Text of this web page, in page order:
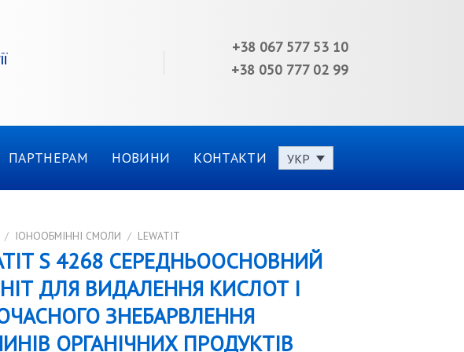
+38 067 577 53 10
+38 050 777 02 99
ПАРТНЕРАМ НОВИНИ КОНТАКТИ УКР
/ IОНООБМІННІ СМОЛИ / LEWATIT
S 4268 СЕРЕДНЬООСНОВНИЙ
ДЛЯ ВИДАЛЕННЯ КИСЛОТ І
ЗНЕБАРВЛЕННЯ
ОРГАНІЧНИХ ПРОДУКТІВ